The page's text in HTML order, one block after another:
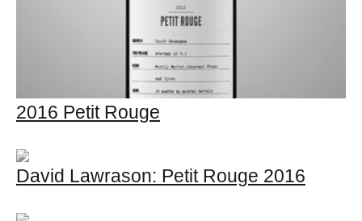
2016 Petit Rouge
David Lawrason: Petit Rouge 2016